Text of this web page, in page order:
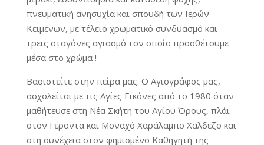
πνευματική ανησυχία και σπουδή των Ιερών
Κειμένων, με τέλειο χρωματικό συνδυασμό και
τρεις σταγόνες αγιασμό τον οποίο προσθέτουμε
μέσα στο χρώμα !
Βασιστείτε στην πείρα μας. Ο Αγιογράφος μας,
ασχολείται με τις Αγίες Εικόνες από το 1980 όταν
μαθήτευσε στη Νέα Σκήτη του Αγίου Όρους, πλάι
στον Γέροντα και Μοναχό Χαράλαμπο Χαλδέζο και
στη συνέχεια στον φημισμένο Καθηγητή της